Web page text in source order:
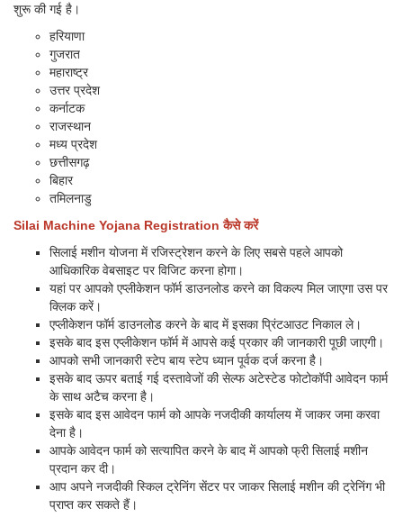
शुरू की गई है।
हरियाणा
गुजरात
महाराष्ट्र
उत्तर प्रदेश
कर्नाटक
राजस्थान
मध्य प्रदेश
छत्तीसगढ़
बिहार
तमिलनाडु
Silai Machine Yojana Registration कैसे करें
सिलाई मशीन योजना में रजिस्ट्रेशन करने के लिए सबसे पहले आपको
आधिकारिक वेबसाइट पर विजिट करना होगा।
यहां पर आपको एप्लीकेशन फॉर्म डाउनलोड करने का विकल्प मिल जाएगा उस पर
क्लिक करें।
एप्लीकेशन फॉर्म डाउनलोड करने के बाद में इसका प्रिंटआउट निकाल ले।
इसके बाद इस एप्लीकेशन फॉर्म में आपसे कई प्रकार की जानकारी पूछी जाएगी।
आपको सभी जानकारी स्टेप बाय स्टेप ध्यान पूर्वक दर्ज करना है।
इसके बाद ऊपर बताई गई दस्तावेजों की सेल्फ अटेस्टेड फोटोकॉपी आवेदन फार्म
के साथ अटैच करना है।
इसके बाद इस आवेदन फार्म को आपके नजदीकी कार्यालय में जाकर जमा करवा
देना है।
आपके आवेदन फार्म को सत्यापित करने के बाद में आपको फ्री सिलाई मशीन
प्रदान कर दी।
आप अपने नजदीकी स्किल ट्रेनिंग सेंटर पर जाकर सिलाई मशीन की ट्रेनिंग भी
प्राप्त कर सकते हैं।